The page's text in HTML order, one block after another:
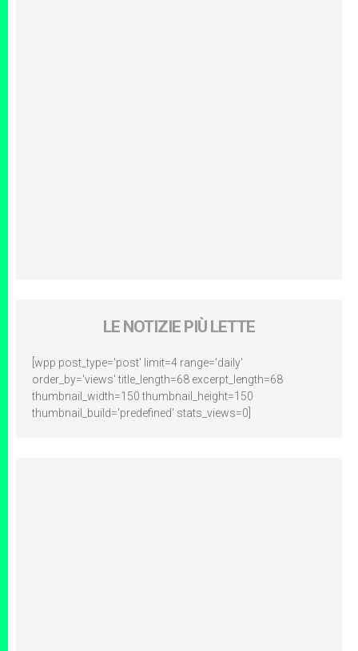
LE NOTIZIE PIÙ LETTE
[wpp post_type='post' limit=4 range='daily'
order_by='views' title_length=68 excerpt_length=68
thumbnail_width=150 thumbnail_height=150
thumbnail_build='predefined' stats_views=0]